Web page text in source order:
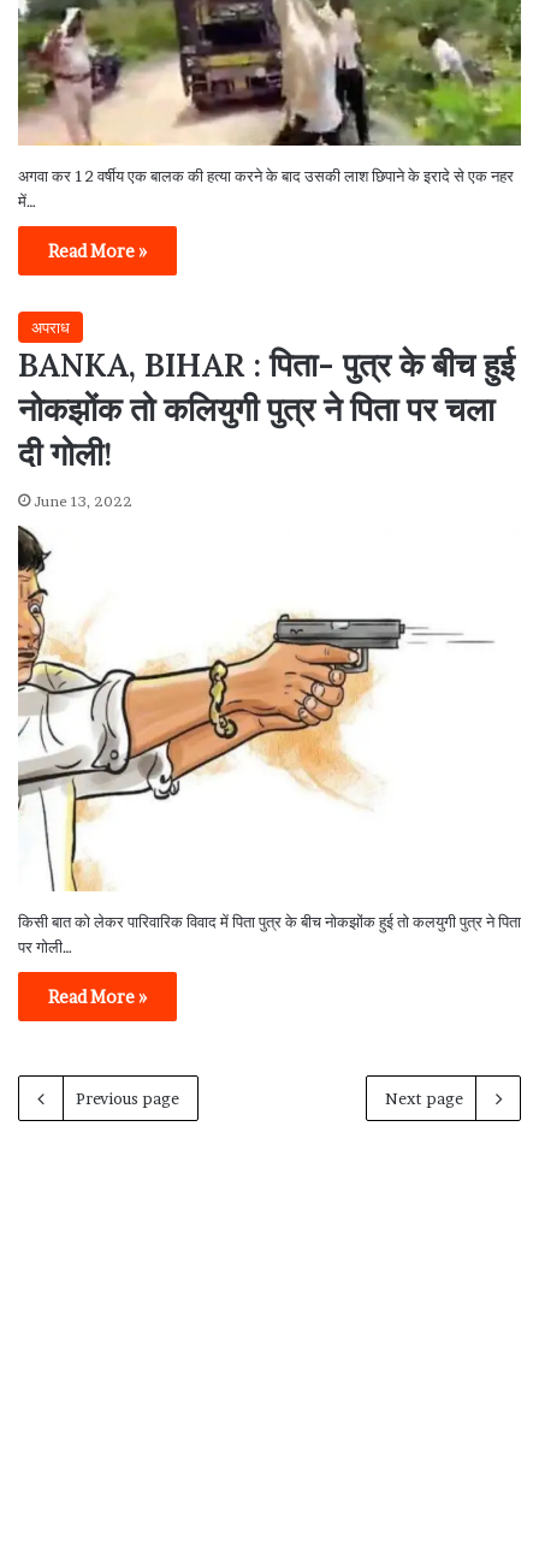
अगवा कर 12 वर्षीय एक बालक की हत्या करने के बाद उसकी लाश छिपाने के इरादे से एक नहर
में…
Read More »
अपराध
BANKA, BIHAR : पिता- पुत्र के बीच हुई
नोकझोंक तो कलियुगी पुत्र ने पिता पर चला
दी गोली!
June 13, 2022
किसी बात को लेकर पारिवारिक विवाद में पिता पुत्र के बीच नोकझोंक हुई तो कलयुगी पुत्र ने पिता
पर गोली…
Read More »
Previous page Next page